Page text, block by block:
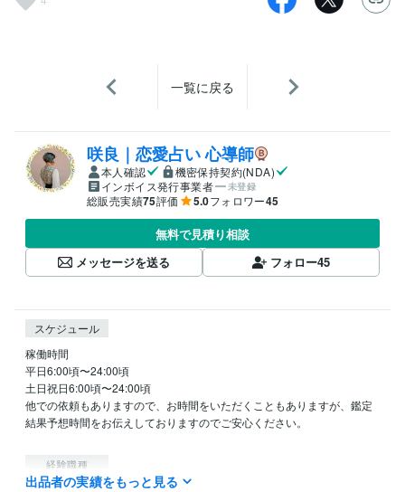
一覧に戻る
咲良｜恋愛占い 心導師
本人確認
機密保持契約(NDA)
インボイス発行事業者
未登録
総販売実績75評価 5.0フォロワー45
無料で見積り相談
メッセージを送る
フォロー45
スケジュール
稼働時間
平日6:00頃〜24:00頃
土日祝日6:00頃〜24:00頃
他での依頼もありますので、お時間をいただくこともありますが、鑑定
結果予想時間をお伝えしておりますのでご安心ください。
経験職種
ライフスタイル・その他 / 占い師
出品者の実績をもっと見る